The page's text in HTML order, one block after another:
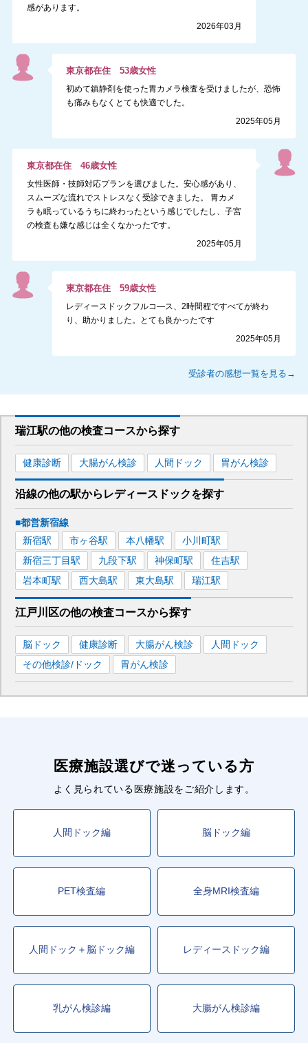
感があります。
2026年03月
東京都在住53歳女性
初めて鎮静剤を使った胃カメラ検査を受けましたが、恐怖
も痛みもなくとても快適でした。
2025年05月
東京都在住 46歳女性
女性医師・技師対応プランを選びました。安心感があり、
スムーズな流れでストレスなく受診できました。 胃カメ
ラも眠っているうちに終わったという感じでしたし、子宮
の検査も嫌な感じは全くなかったです。
2025年05月
東京都在住59歳女性
レディースドックフルコ―ス、2時間程ですべてが終わ
り、助かりました。とても良かったです
2025年05月
受診者の感想一覧を見る→
瑞江駅の他の検査コースから探す
健康診断 大腸がん検診 人間ドック 胃がん検診
沿線の他の駅から レディースドックを探す
■都営新宿線
新宿駅 市ヶ谷駅 本八幡駅 小川町駅
新宿三丁目駅 九段下駅 神保町駅 住吉駅
岩本町駅 西大島駅 東大島駅 瑞江駅
江戸川区の他の検査コースから探す
脳ドック 健康診断 大腸がん検診
人間ドック
その他検診/ドック
胃がん検診
医療施設選びで迷っている方
よく見られている医療施設をご紹介します。
人間ドック編 脳ドック編
PET検査編 全身MRI検査編
人間ドック＋脳ドック編 レディースドック編
乳がん検診編 大腸がん検診編